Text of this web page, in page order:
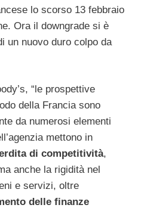
lo scorso 13 febbraio
Ora il downgrade si è
un nuovo duro colpo da
“le prospettive
della Francia sono
da numerosi elementi
mettono in
di competitività,
anche la rigidità nel
e servizi, oltre
delle finanze